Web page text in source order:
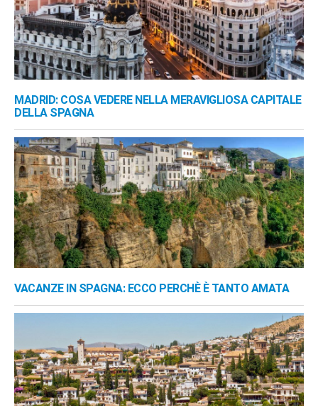
MADRID: COSA VEDERE NELLA MERAVIGLIOSA CAPITALE
DELLA SPAGNA
VACANZE IN SPAGNA: ECCO PERCHÈ È TANTO AMATA